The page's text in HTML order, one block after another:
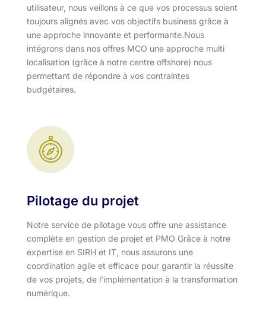
utilisateur, nous veillons à ce que vos processus soient
toujours alignés avec vos objectifs business grâce à
une approche innovante et performante.​ Nous
intégrons dans nos offres MCO une approche multi
localisation (grâce à notre centre offshore) nous
permettant de répondre à vos contraintes
budgétaires.
Pilotage du projet
Notre service de pilotage vous offre une assistance
complète en gestion de projet et PMO Grâce à notre
expertise en SIRH et IT, nous assurons une
coordination agile et efficace pour garantir la réussite
de vos projets, de l’implémentation à la transformation
numérique.